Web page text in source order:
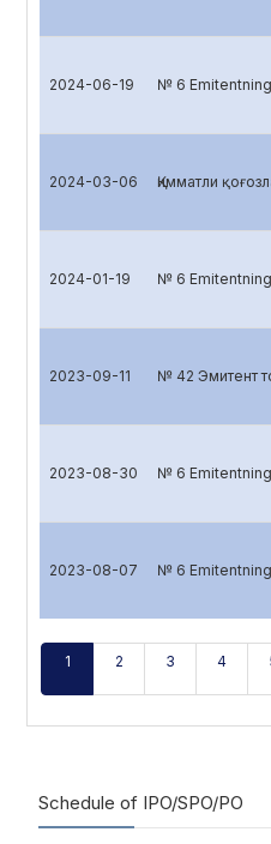
2024-06-19 № 6
2024-03-06 Қимматли
2024-01-19 № 6
2023-09-11 № 42 Эмитент
2023-08-30 № 6
2023-08-07 № 6
1 2 3 4
Schedule of IPO/SPO/PO